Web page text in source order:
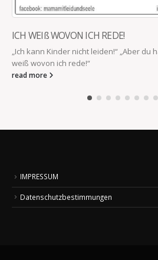
ICH WEIß WOVON ICH REDE!
„Ich kann Kinder nicht leiden!“ „Aber du
weiß wovon ich rede!“
read more
IMPRESSUM
Datenschutzbestimmungen